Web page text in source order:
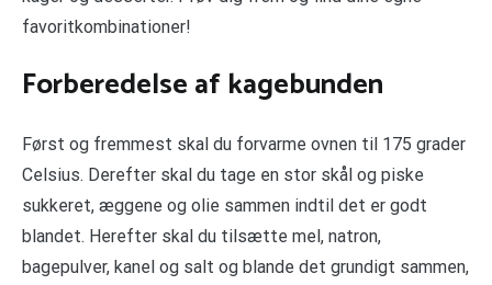
favoritkombinationer!
Forberedelse af kagebunden
Først og fremmest skal du forvarme ovnen til 175 grader
Celsius. Derefter skal du tage en stor skål og piske
sukkeret, æggene og olie sammen indtil det er godt
blandet. Herefter skal du tilsætte mel, natron,
bagepulver, kanel og salt og blande det grundigt sammen,